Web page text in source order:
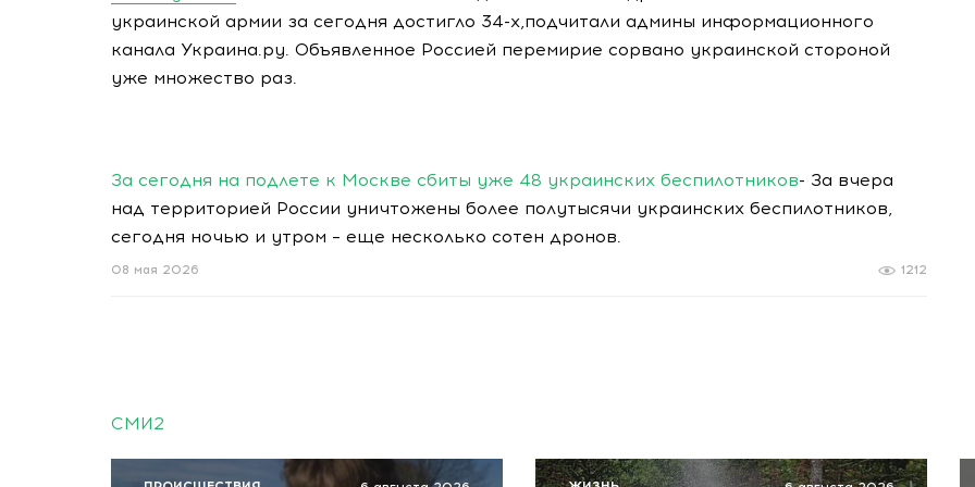
украинской армии за сегодня достигло 34-х,подчитали админы информационного
канала Украина.ру. Объявленное Россией перемирие сорвано украинской стороной
уже множество раз.
За сегодня на подлете к Москве сбиты уже 48 украинских беспилотников- За вчера
над территорией России уничтожены более полутысячи украинских беспилотников,
сегодня ночью и утром – еще несколько сотен дронов.
1212
08 мая 2026
СМИ2